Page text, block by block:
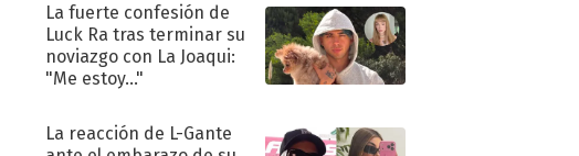
La fuerte confesión de
Luck Ra tras terminar su
noviazgo con La Joaqui:
"Me estoy..."
La reacción de L-Gante